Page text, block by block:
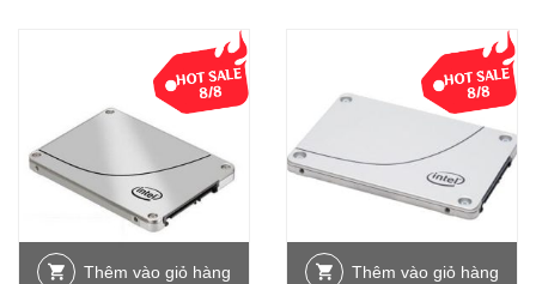
Thêm vào giỏ hàng Thêm vào giỏ hàng